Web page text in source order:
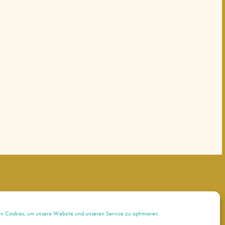
Cookies, um unsere Website und unseren Service zu optimieren.